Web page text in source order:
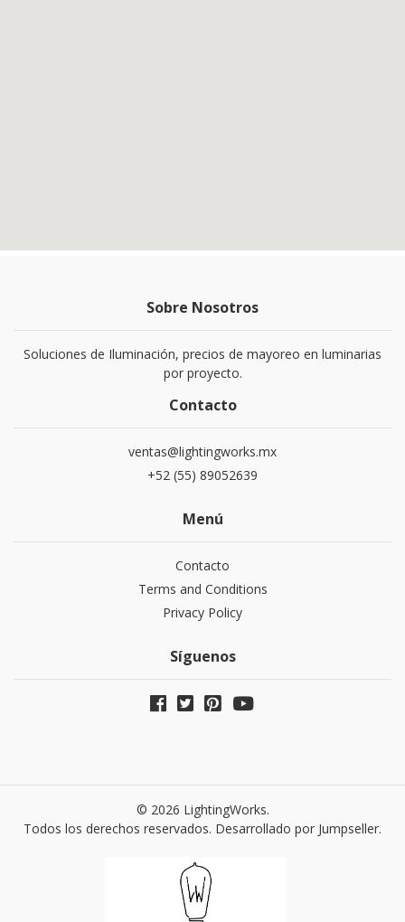
Sobre Nosotros
Soluciones de Iluminación, precios de mayoreo en luminarias
por proyecto.
Contacto
ventas@lightingworks.mx
+52 (55) 89052639
Menú
Contacto
Terms and Conditions
Privacy Policy
Síguenos
© 2026 LightingWorks.
Todos los derechos reservados. Desarrollado por Jumpseller.